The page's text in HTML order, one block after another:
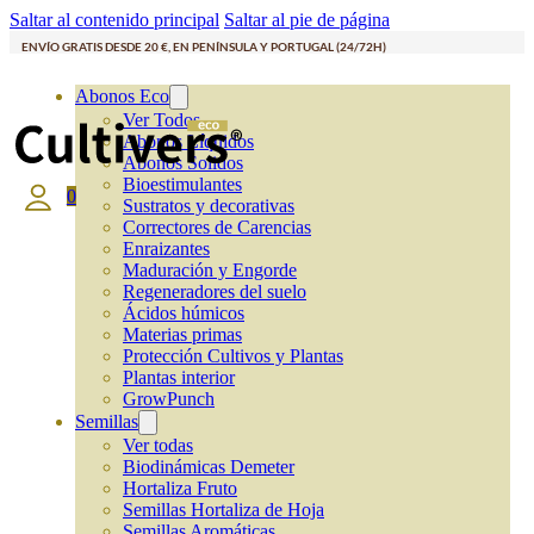
Saltar al contenido principal Saltar al pie de página
ENVÍO GRATIS DESDE 20 €, EN PENÍNSULA Y PORTUGAL (24/72H)
Abonos Eco
Ver Todos
Abonos Líquidos
Abonos Solidos
Bioestimulantes
Sustratos y decorativas
Correctores de Carencias
Enraizantes
Maduración y Engorde
Regeneradores del suelo
Ácidos húmicos
Materias primas
Protección Cultivos y Plantas
Plantas interior
GrowPunch
Semillas
Ver todas
Biodinámicas Demeter
Hortaliza Fruto
Semillas Hortaliza de Hoja
0